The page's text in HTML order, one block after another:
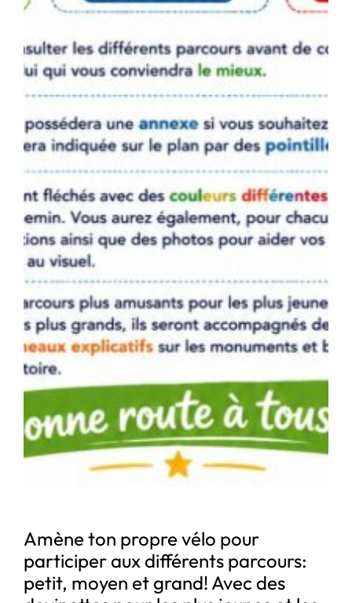
Amène ton propre vélo pour
participer aux différents parcours:
petit, moyen et grand! Avec des